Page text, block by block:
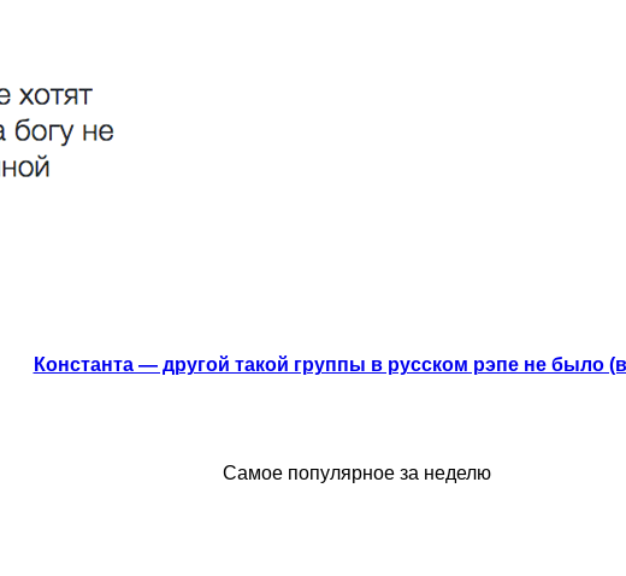
Константа — другой такой группы в русском рэпе не было
Самое популярное за неделю